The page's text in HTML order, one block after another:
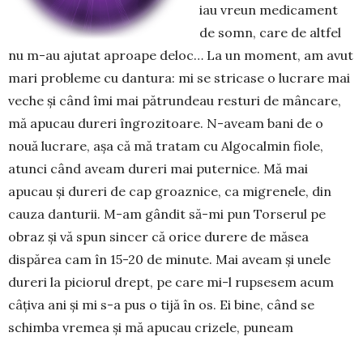
iau vreun medicament
de somn, care de altfel
nu m-au ajutat aproape deloc… La un moment, am avut
mari probleme cu dantura: mi se stricase o lucrare mai
veche şi când îmi mai pătrundeau resturi de mâncare,
mă apucau dureri îngrozitoare. N-aveam bani de o
nouă lucrare, aşa că mă tratam cu Algocalmin fiole,
atunci când aveam dureri mai puternice. Mă mai
apucau şi dureri de cap groaznice, ca migrenele, din
cauza danturii. M-am gândit să-mi pun Torserul pe
obraz şi vă spun sincer că orice durere de măsea
dispărea cam în 15-20 de minute. Mai aveam şi unele
dureri la piciorul drept, pe care mi-l rupsesem acum
câţiva ani şi mi s-a pus o tijă în os. Ei bine, când se
schimba vremea şi mă apucau crizele, puneam